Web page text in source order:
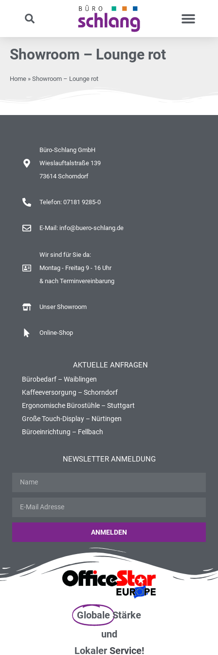
Showroom – Lounge rot
Home » Showroom – Lounge rot
Büro-Schlang GmbH
Wieslauftalstraße 139
73614 Schorndorf
Telefon: 07181 9285-0
E-Mail: info@buero-schlang.de
Wir sind für Sie da:
Montag - Freitag 9 - 16 Uhr
& nach Terminvereinbarung
Unser Showroom
Online-Shop
AKTUELLE ANFRAGEN
Bürobedarf – Waiblingen
Kaffeeversorgung – Schorndorf
Ergonomische Bürostühle – Stuttgart
Große Touch-Display – Nürtingen
Büroeinrichtung – Fellbach
NEWSLETTER ANMELDUNG
ANMELDEN
Globale Stärke
und
Lokaler Service!